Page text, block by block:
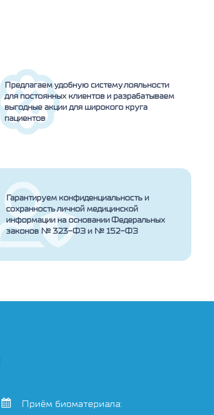
Предлагаем удобную систему лояльности
для постоянных клиентов и разрабатываем
выгодные акции для широкого круга
пациентов
Гарантируем конфиденциальность и
сохранность личной медицинской
информации на основании Федеральных
законов № 323-ФЗ и № 152-ФЗ
Приём биоматериала: